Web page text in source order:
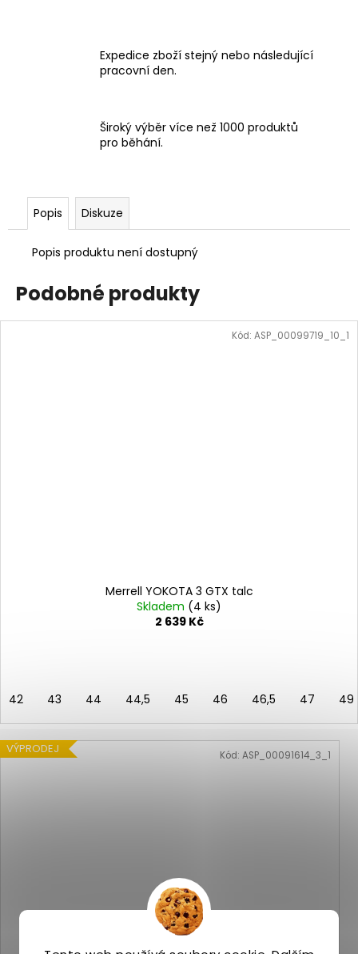
Expedice zboží stejný nebo následující
pracovní den.
Široký výběr více než 1000 produktů
pro běhání.
Popis Diskuze
Popis produktu není dostupný
Podobné produkty
Merrell YOKOTA 3 GTX talc
Skladem (4 ks)
2 639 Kč
42 43 44 44,5 45 46 46,5 47 49
Kód: ASP_00099719_10_1
VÝPRODEJ Kód: ASP_00091614_3_1